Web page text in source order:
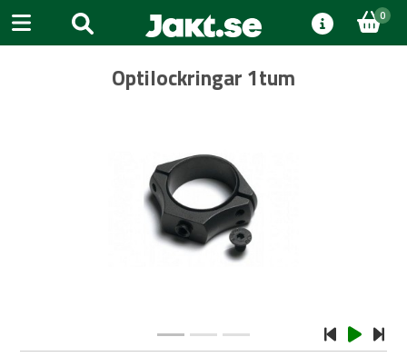
0
Optilockringar 1tum